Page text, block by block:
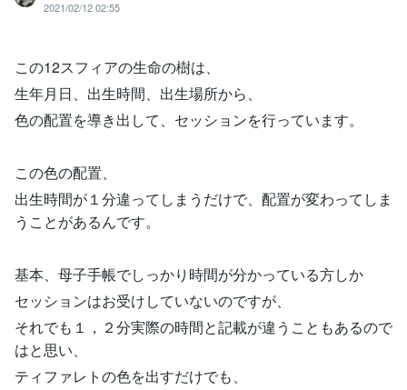
2021/02/12 02:55
この12スフィアの生命の樹は、
生年月日、出生時間、出生場所から、
色の配置を導き出して、セッションを行っています。
この色の配置、
出生時間が１分違ってしまうだけで、配置が変わってしま
うことがあるんです。
基本、母子手帳でしっかり時間が分かっている方しか
セッションはお受けしていないのですが、
それでも１，２分実際の時間と記載が違うこともあるので
はと思い、
ティファレトの色を出すだけでも、